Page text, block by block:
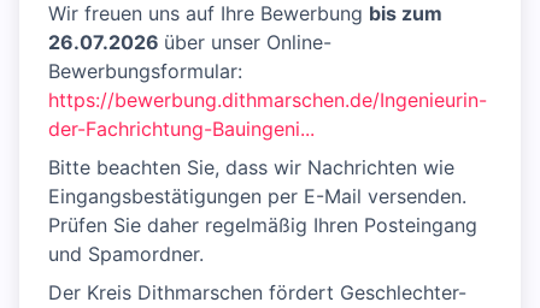
Wir freuen uns auf Ihre Bewerbung bis zum
26.07.2026 über unser Online-
Bewerbungsformular:
https://bewerbung.dithmarschen.de/Ingenieurin-
der-Fachrichtung-Bauingeni...
Bitte beachten Sie, dass wir Nachrichten wie
Eingangsbestätigungen per E-Mail versenden.
Prüfen Sie daher regelmäßig Ihren Posteingang
und Spamordner.
Der Kreis Dithmarschen fördert Geschlechter-